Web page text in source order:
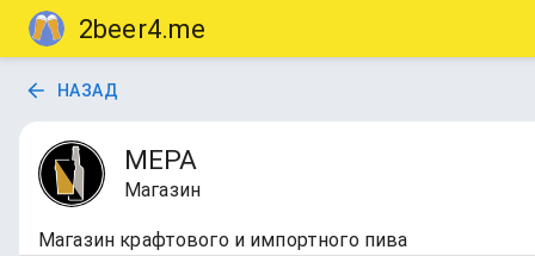
2beer4.me
НАЗАД
МЕРА
Магазин
Магазин крафтового и импортного пива